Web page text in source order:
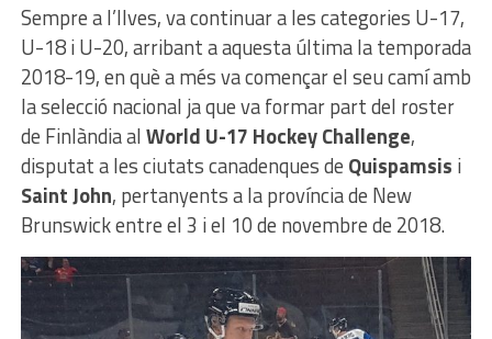
Sempre a l’Ilves, va continuar a les categories U-17,
U-18 i U-20, arribant a aquesta última la temporada
2018-19, en què a més va començar el seu camí amb
la selecció nacional ja que va formar part del roster
de Finlàndia alWorld U-17 Hockey Challenge,
disputat a les ciutats canadenques de Quispamsis i
Saint John, pertanyents a la província de New
Brunswick entre el 3 i el 10 de novembre de 2018.